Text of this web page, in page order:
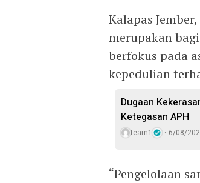
Kalapas
merupakan
berfokus pada
kepedulian
Dugaan
Ketegasan APH
team1 6/08/
“Pengelolaan